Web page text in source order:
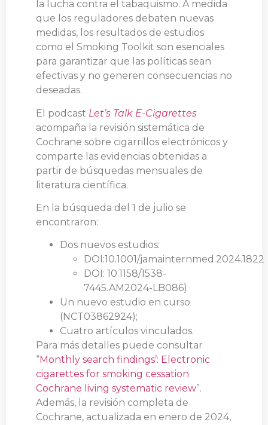
la lucha contra el tabaquismo. A medida
que los reguladores debaten nuevas
medidas, los resultados de estudios
como el Smoking Toolkit son esenciales
para garantizar que las políticas sean
efectivas y no generen consecuencias no
deseadas.
El podcast Let’s Talk E-Cigarettes
acompaña la revisión sistemática de
Cochrane sobre cigarrillos electrónicos y
comparte las evidencias obtenidas a
partir de búsquedas mensuales de
literatura científica.
En la búsqueda del 1 de julio se
encontraron:
Dos nuevos estudios:
DOI:10.1001/jamainternmed.2024.1822
DOI: 10.1158/1538-
7445.AM2024-LB086)
Un nuevo estudio en curso
(NCT03862924);
Cuatro artículos vinculados.
Para más detalles puede consultar
“Monthly search findings’: Electronic
cigarettes for smoking cessation
Cochrane living systematic review”.
Además, la revisión completa de
Cochrane, actualizada en enero de 2024,